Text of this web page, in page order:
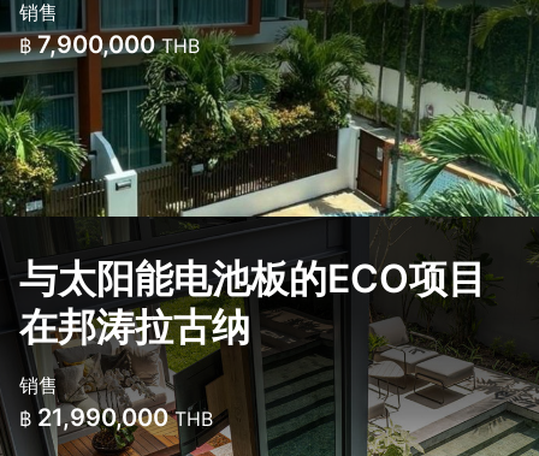
销售
฿ 7,900,000THB
与太阳能电池板的ECO项目
在邦涛拉古纳
销售
฿ 21,990,000THB